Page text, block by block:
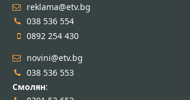
reklama@etv.bg
038 536 554
0892 254 430
novini@etv.bg
038 536 553
Смолян: